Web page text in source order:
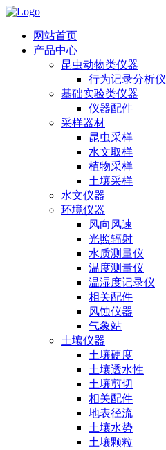
网站首页
产品中心
昆虫动物类仪器
行为记录分析仪
基础实验类仪器
仪器配件
采样器材
昆虫采样
水文取样
植物采样
土壤采样
水文仪器
环境仪器
风向风速
光照辐射
水质测量仪
温度测量仪
温湿度记录仪
相关配件
风蚀仪器
气象站
土壤仪器
土壤硬度
土壤透水性
土壤剪切
相关配件
地表径流
土壤水势
土壤颗粒